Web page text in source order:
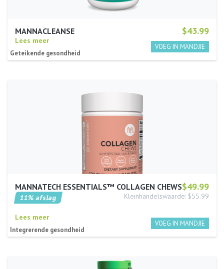
$43.99
MANNACLEANSE
Lees meer
Geteikende gesondheid
$49.99
MANNATECH ESSENTIALS™ COLLAGEN CHEWS
Kleinhandelswaarde: $55.99
11% afslag
Lees meer
Integrerende gesondheid